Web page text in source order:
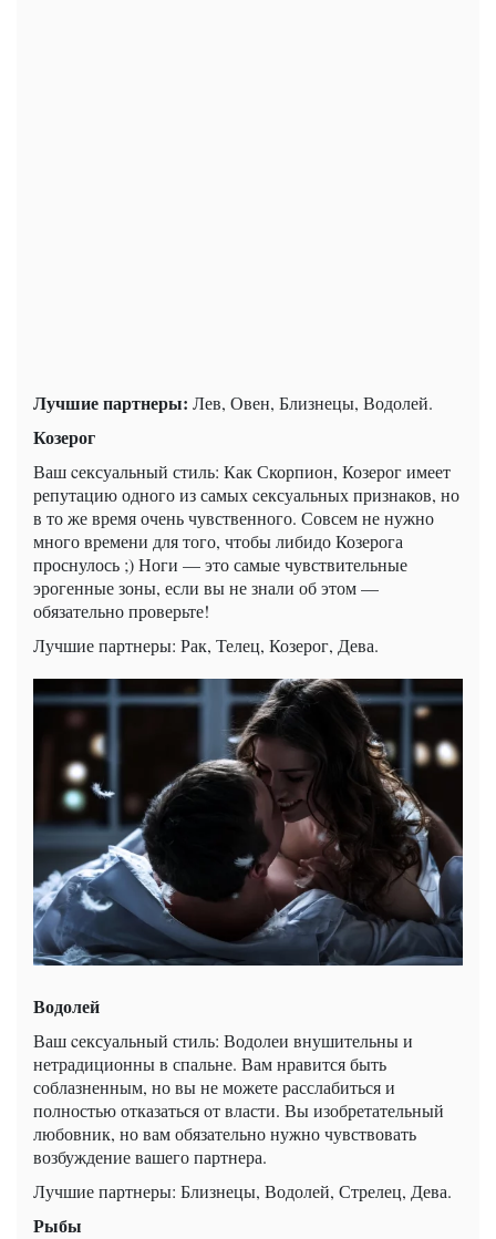
Лучшие партнеры: Лев, Овен, Близнецы, Водолей.
Козерог
Ваш cексуальный стиль: Как Скорпион, Козерог имеет
репутацию одного из самых cексуальных признаков, но
в то же время очень чувственного. Совсем не нужно
много времени для того, чтобы либидо Козерога
проснулось ;) Ноги — это самые чувствительные
эрогенные зоны, если вы не знали об этом —
обязательно проверьте!
Лучшие партнеры: Рак, Телец, Козерог, Дева.
Водолей
Ваш cексуальный стиль: Водолеи внушительны и
нетрадиционны в спальне. Вам нравится быть
соблазненным, но вы не можете расслабиться и
полностью отказаться от власти. Вы изобретательный
любовник, но вам обязательно нужно чувствовать
возбуждение вашего партнера.
Лучшие партнеры: Близнецы, Водолей, Стрелец, Дева.
Рыбы